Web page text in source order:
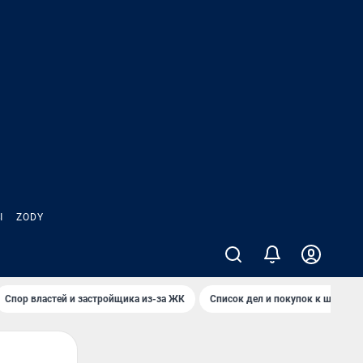
ZODY
Спор властей и застройщика из-за ЖК Список дел и покупок к школе